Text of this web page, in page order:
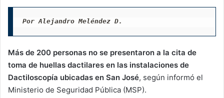
Por Alejandro Meléndez D.
Más de 200 personas no se presentaron a la cita de
toma de huellas dactilares en las instalaciones de
Dactiloscopía ubicadas en San José, según informó el
Ministerio de Seguridad Pública (MSP).